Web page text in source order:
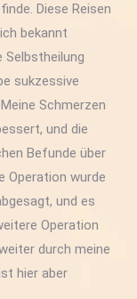
Diese Reisen
bekannt
sukzessive
Schmerzen
und die
Befunde über
Operation wurde
und es
Operation
durch meine
hier aber